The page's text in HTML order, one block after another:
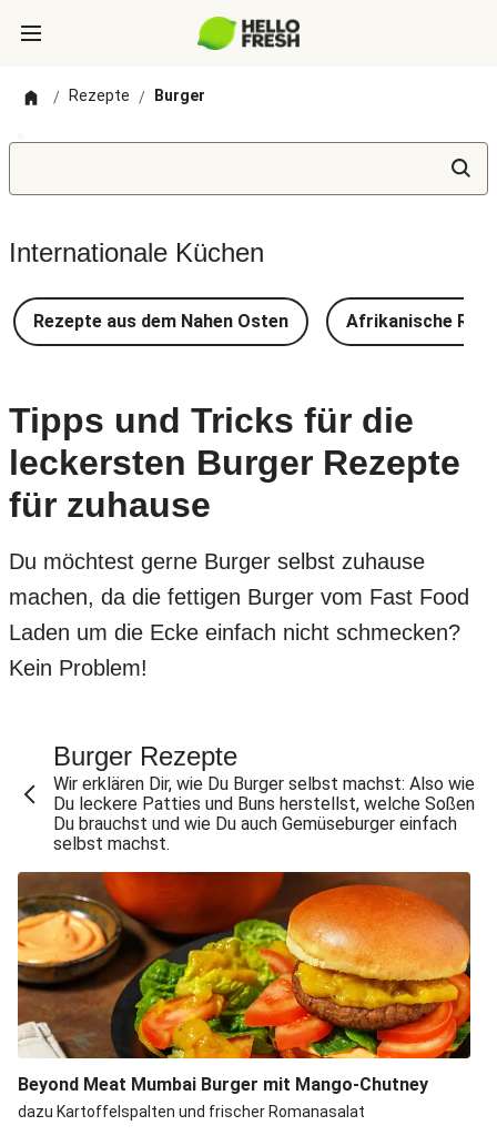
/ Rezepte / Burger
Internationale Küchen
Rezepte aus dem Nahen Osten Afrikanische
Tipps und Tricks für die
leckersten Burger Rezepte
für zuhause
Du möchtest gerne Burger selbst zuhause
machen, da die fettigen Burger vom Fast Food
Laden um die Ecke einfach nicht schmecken?
Kein Problem!
Burger Rezepte
Wir erklären Dir, wie Du Burger selbst machst: Also wie
Du leckere Patties und Buns herstellst, welche Soßen
Du brauchst und wie Du auch Gemüseburger einfach
selbst machst.
Beyond Meat Mumbai Burger mit Mango-Chutney
dazu Kartoffelspalten und frischer Romanasalat